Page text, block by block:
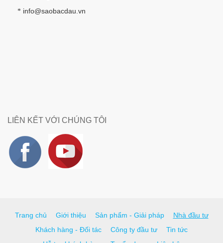
* info@saobacdau.vn
LIÊN KẾT VỚI CHÚNG TÔI
Trang chủ Giới thiệu Sản phẩm - Giải pháp
Nhà đầu tư
Khách hàng - Đối tác
Công ty đầu tư
Tin tức